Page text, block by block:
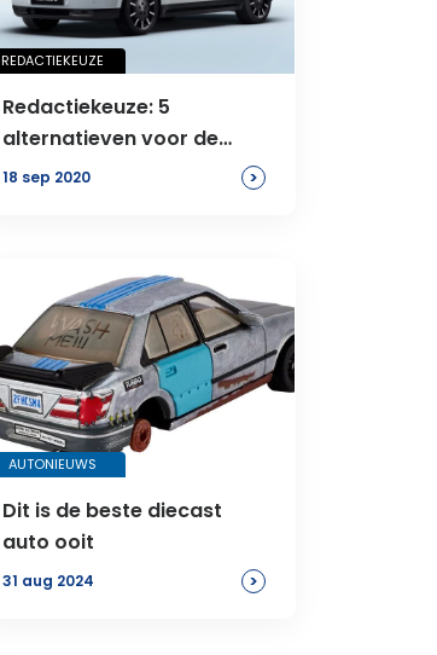
REDACTIEKEUZE
Redactiekeuze: 5
alternatieven voor de
Honda e
18 sep 2020 >
AUTONIEUWS
Dit is de beste diecast
auto ooit
31 aug 2024 >